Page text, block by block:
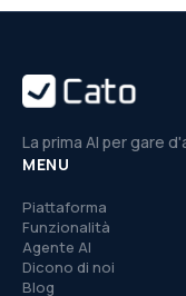
La prima AI per gare
MENU
Piattaforma
Funzionalità
Agente AI
Dicono di noi
Blog